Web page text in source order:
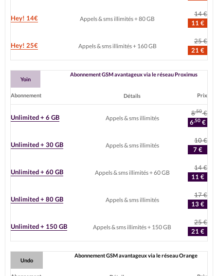
Hey! 14€ Appels & sms illimités + 80 GB
14 €
11 €
Hey! 25€ Appels & sms illimités + 160 GB
25 €
21 €
Yoin
Abonnement GSM avantageux via le réseau Proximus
Abonnement Détails Prix
Unlimited + 6 GB Appels & sms illimités
8,50€
6,50€
Unlimited + 30 GB Appels & sms illimités
10 €
7 €
Unlimited + 60 GB Appels & sms illimités + 60 GB
14 €
11 €
Unlimited + 80 GB Appels & sms illimités
17 €
13 €
Unlimited + 150 GB Appels & sms illimités + 150 GB
25 €
21 €
Undo
Abonnement GSM avantageux via le réseau Orange